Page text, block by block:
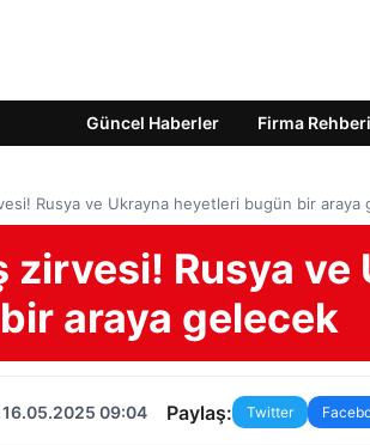
Güncel Haberler Firma Rehberi
Rusya ve Ukrayna heyetleri bugün bir araya
zirvesi! Rusya ve
araya gelecek
09:04 Paylaş: Twitter